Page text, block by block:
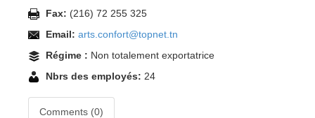
Fax: (216) 72 255 325
Email: arts.confort@topnet.tn
Régime : Non totalement exportatrice
Nbrs des employés: 24
Comments (0)